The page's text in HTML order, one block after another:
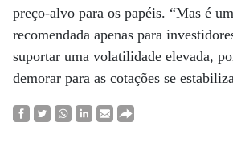
preço-alvo para os papéis. “Mas é
recomendada apenas para
suportar uma volatilidade elevada,
demorar para as cotações se